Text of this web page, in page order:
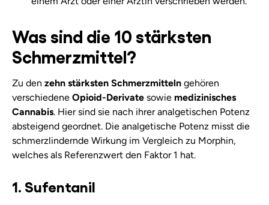
Was sind die 10 stärksten
Schmerzmittel?
Zu den zehn stärksten Schmerzmittelngehören
verschiedene Opioid-Derivatesowie medizinisches
Cannabis. Hier sind sie nach ihrer analgetischen Potenz
absteigend geordnet. Die analgetische Potenz misst die
schmerzlindernde Wirkung im Vergleich zu Morphin,
welches als Referenzwert den Faktor 1 hat.
1. Sufentanil